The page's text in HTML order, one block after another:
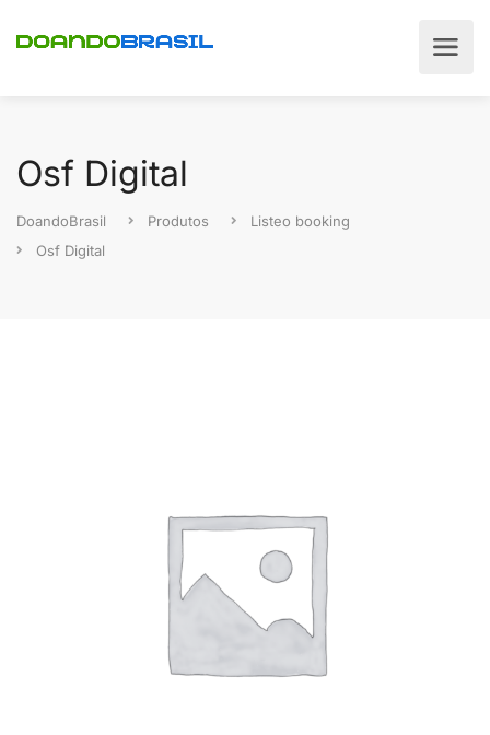
Osf Digital
DoandoBrasil Produtos
Listeo booking
Osf Digital